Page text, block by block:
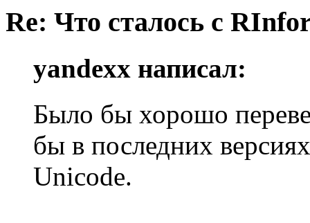
Re: Что сталось с
yandexx написал:
Было бы хорошо
бы в последних
Unicode.